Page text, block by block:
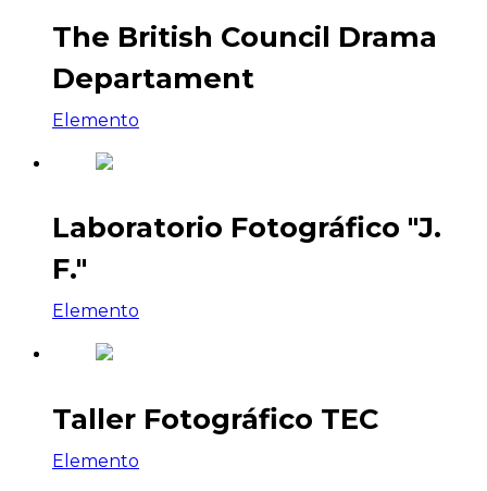
The British Council Drama
Departament
Elemento
Laboratorio Fotográfico "J.
F."
Elemento
Taller Fotográfico TEC
Elemento